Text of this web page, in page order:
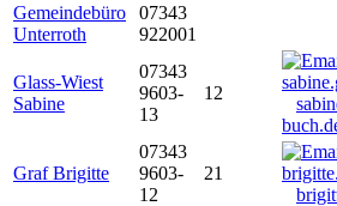
Gemeindebüro
Unterroth
07343
922001
Glass-Wiest
Sabine
07343
9603-
13
12
Graf Brigitte
07343
9603-
12
21